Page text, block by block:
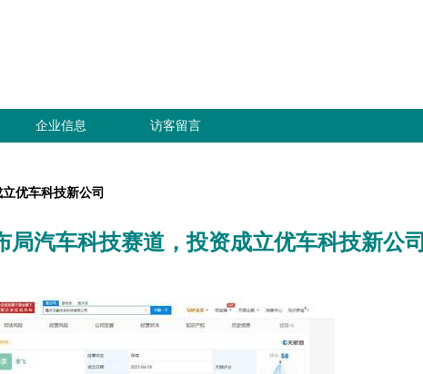
企业信息 访客留言
优车科技新公司
局汽车科技赛道，投资成立优车科技新公司